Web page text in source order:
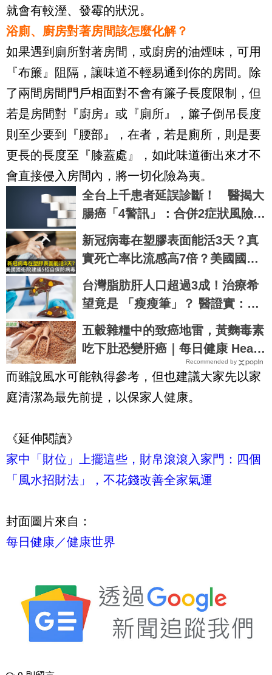
就會有較溼、發霉的狀況。
浴廁、廚房對著房間該怎麼化解？
如果遇到廁所對著房間，或廚房的油煙味，可用
『布簾』阻隔，讓味道不輕易通到你的房間。除
了兩間房間門戶相面對不會有簾子長度限制，但
若是房間對『廚房』或『廁所』，簾子倒吊長度
則至少要到『腰部』，在者，若是廁所，則是要
更長的長度至『膝蓋處』，如此味道衝出來才不
會直接侵入房間內，將一切化險為夷。
全台上千患者延誤診斷！ 醫揭大
腸癌「4警訊」：合併2症狀風險逾
2成
新冠病毒在塑膠表面能活3天？真
實死亡率比流感高7倍？美國國衛
院建議5招自保防病毒
台灣脂肪肝人口超過3成！治療希
望竟是 「瘦瘦筆」？ 醫證實：有
望改善肝纖維化
五穀雜糧中的致癌地雷，黃麴毒素
吃下肚恐變肝癌｜每日健康 Healt
Recommended by
而雖說風水可能執得參考，但也建議大家先以家
庭清潔為最先前提，以保家人健康。
《延伸閱讀》
家中「財位」上擺這些，財帛滾滾入家門：四個
「風水招財法」，不花錢改善全家氣運
封面圖片來自：
每日健康／健康世界